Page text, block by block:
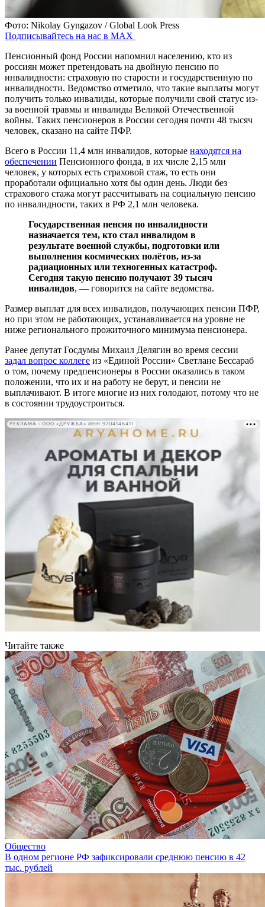
Фото: Nikolay Gyngazov / Global Look Press
Подписывайтесь на нас в MAX
Пенсионный фонд России напомнил населению, кто из
россиян может претендовать на двойную пенсию по
инвалидности: страховую по старости и государственную по
инвалидности. Ведомство отметило, что такие выплаты могут
получить только инвалиды, которые получили свой статус из-
за военной травмы и инвалиды Великой Отечественной
войны. Таких пенсионеров в России сегодня почти 48 тысяч
человек, сказано на сайте ПФР.
Всего в России 11,4 млн инвалидов, которые находятся на
обеспечении Пенсионного фонда, в их числе 2,15 млн
человек, у которых есть страховой стаж, то есть они
проработали официально хотя бы один день. Люди без
страхового стажа могут рассчитывать на социальную пенсию
по инвалидности, таких в РФ 2,1 млн человека.
Государственная пенсия по инвалидности
назначается тем, кто стал инвалидом в
результате военной службы, подготовки или
выполнения космических полётов, из-за
радиационных или техногенных катастроф.
Сегодня такую пенсию получают 39 тысяч
инвалидов, — говорится на сайте ведомства.
Размер выплат для всех инвалидов, получающих пенсии ПФР,
но при этом не работающих, устанавливается на уровне не
ниже регионального прожиточного минимума пенсионера.
Ранее депутат Госдумы Михаил Делягин во время сессии
задал вопрос коллеге из «Единой России» Светлане Бессараб
о том, почему предпенсионеры в России оказались в таком
положении, что их и на работу не берут, и пенсии не
выплачивают. В итоге многие из них голодают, потому что не
в состоянии трудоустроиться.
РЕКЛАМА • ООО «ДРУЖБА» ИНН 9704146411
Читайте также
Общество
В одном регионе РФ зафиксировали среднюю пенсию в 42
тыс. рублей